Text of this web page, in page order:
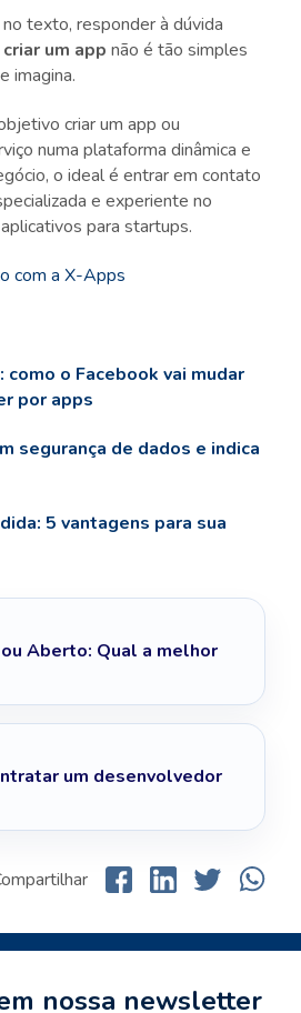
texto, responder à dúvida
um app não é tão simples
imagina.
criar um app ou
numa plataforma dinâmica e
o ideal é entrar em contato
e experiente no
para startups.
com a X-Apps
como o Facebook vai mudar
por apps
segurança de dados e indica
5 vantagens para sua
Aberto: Qual a melhor
um desenvolvedor
nossa newsletter